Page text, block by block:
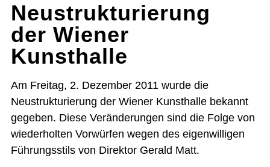
Neustrukturierung
der Wiener
Kunsthalle
Am Freitag, 2. Dezember 2011 wurde die
Neustrukturierung der Wiener Kunsthalle bekannt
gegeben. Diese Veränderungen sind die Folge von
wiederholten Vorwürfen wegen des eigenwilligen
Führungsstils von Direktor Gerald Matt.